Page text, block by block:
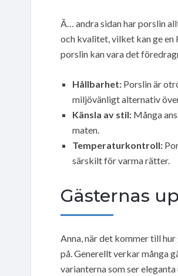
Ã… andra sidan har porslin
och kvalitet, vilket kan ge
porslin kan vara det
Hållbarhet: Porslin är
miljövänligt alternativ
Känsla av stil: Många
maten.
Temperaturkontroll:
särskilt för varma rätter.
Gästernas
Anna, när det kommer till
på. Generellt verkar många
varianterna som ser